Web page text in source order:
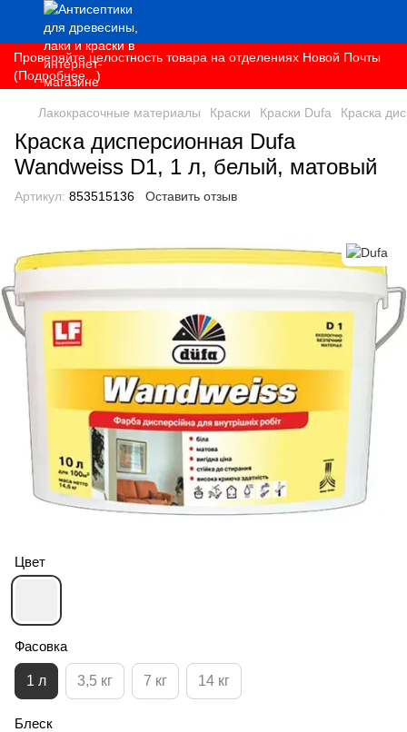
Проверяйте целостность товара на отделениях Новой Почты
(Подробнее...)
Лакокрасочные материалы Краски Краски Dufa Краска
Краска дисперсионная Dufa
Wandweiss D1, 1 л, белый, матовый
Артикул: 853515136 Оставить отзыв
Цвет
Фасовка
1 л 3,5 кг 7 кг 14 кг
Блеск